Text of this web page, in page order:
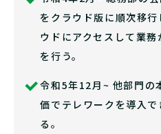
をクラウド版に順次移
ウドにアクセスして業
を行う。
令和5年12月~ 他部門の
価でテレワークを導入
る。